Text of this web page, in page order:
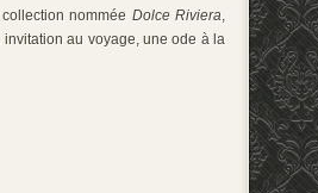
nommée Dolce Riviera,
au voyage, une ode à la